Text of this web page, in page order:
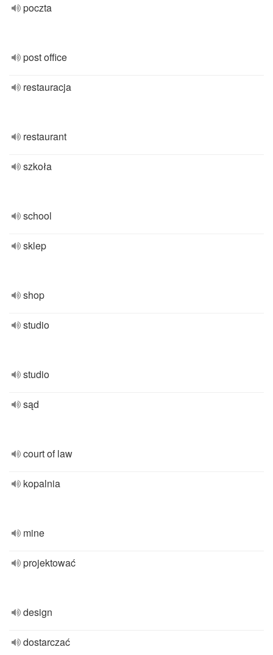
poczta
post office
restauracja
restaurant
szkoła
school
sklep
shop
studio
studio
sąd
court of law
kopalnia
mine
projektować
design
dostarczać